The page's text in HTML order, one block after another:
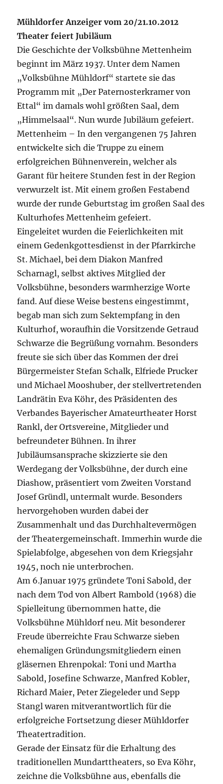
Mühldorfer Anzeiger vom 20/21.10.2012
Theater feiert Jubiläum
Die Geschichte der Volksbühne Mettenheim
beginnt im März 1937. Unter dem Namen
„Volksbühne Mühldorf“ startete sie das
Programm mit „Der Paternosterkramer von
Ettal“ im damals wohl größten Saal, dem
„Himmelsaal“. Nun wurde Jubiläum gefeiert.
Mettenheim – In den vergangenen 75 Jahren
entwickelte sich die Truppe zu einem
erfolgreichen Bühnenverein, welcher als
Garant für heitere Stunden fest in der Region
verwurzelt ist. Mit einem großen Festabend
wurde der runde Geburtstag im großen Saal des
Kulturhofes Mettenheim gefeiert.
Eingeleitet wurden die Feierlichkeiten mit
einem Gedenkgottesdienst in der Pfarrkirche
St. Michael, bei dem Diakon Manfred
Scharnagl, selbst aktives Mitglied der
Volksbühne, besonders warmherzige Worte
fand. Auf diese Weise bestens eingestimmt,
begab man sich zum Sektempfang in den
Kulturhof, woraufhin die Vorsitzende Getraud
Schwarze die Begrüßung vornahm. Besonders
freute sie sich über das Kommen der drei
Bürgermeister Stefan Schalk, Elfriede Prucker
und Michael Mooshuber, der stellvertretenden
Landrätin Eva Köhr, des Präsidenten des
Verbandes Bayerischer Amateurtheater Horst
Rankl, der Ortsvereine, Mitglieder und
befreundeter Bühnen. In ihrer
Jubiläumsansprache skizzierte sie den
Werdegang der Volksbühne, der durch eine
Diashow, präsentiert vom Zweiten Vorstand
Josef Gründl, untermalt wurde. Besonders
hervorgehoben wurden dabei der
Zusammenhalt und das Durchhaltevermögen
der Theatergemeinschaft. Immerhin wurde die
Spielabfolge, abgesehen von dem Kriegsjahr
1945, noch nie unterbrochen.
Am 6.Januar 1975 gründete Toni Sabold, der
nach dem Tod von Albert Rambold (1968) die
Spielleitung übernommen hatte, die
Volksbühne Mühldorf neu. Mit besonderer
Freude überreichte Frau Schwarze sieben
ehemaligen Gründungsmitgliedern einen
gläsernen Ehrenpokal: Toni und Martha
Sabold, Josefine Schwarze, Manfred Kobler,
Richard Maier, Peter Ziegeleder und Sepp
Stangl waren mitverantwortlich für die
erfolgreiche Fortsetzung dieser Mühldorfer
Theatertradition.
Gerade der Einsatz für die Erhaltung des
traditionellen Mundarttheaters, so Eva Köhr,
zeichne die Volksbühne aus, ebenfalls die